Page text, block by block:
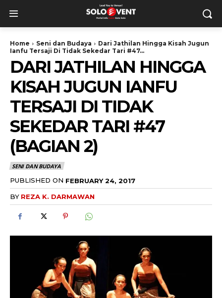
Home Seni dan Budaya
Dari Jathilan Hingga Kisah Jugun
Ianfu Tersaji Di Tidak Sekedar Tari #47...
DARI JATHILAN HINGGA
KISAH JUGUN IANFU
TERSAJI DI TIDAK
SEKEDAR TARI #47
(BAGIAN 2)
SENI DAN BUDAYA
PUBLISHED ON FEBRUARY 24, 2017
BY REZA K. DARMAWAN